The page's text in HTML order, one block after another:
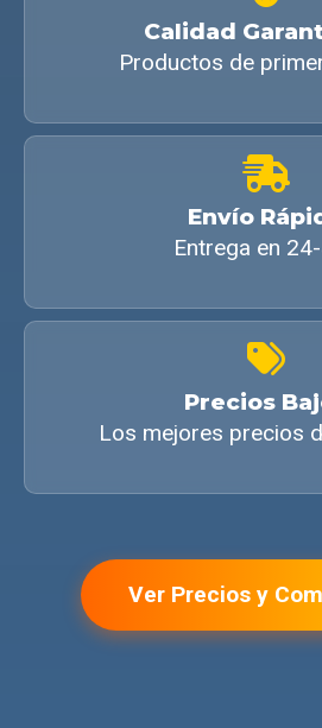
Calidad
Productos de
Envío
Entrega en
Precios
Los mejores precios
Ver Precios y